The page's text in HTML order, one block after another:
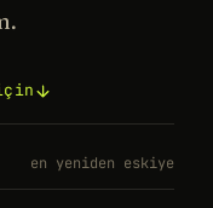
en yeniden eskiye